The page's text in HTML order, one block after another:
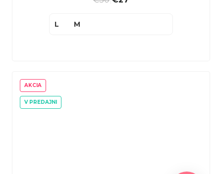
L M
AKCIA
V PREDAJNI